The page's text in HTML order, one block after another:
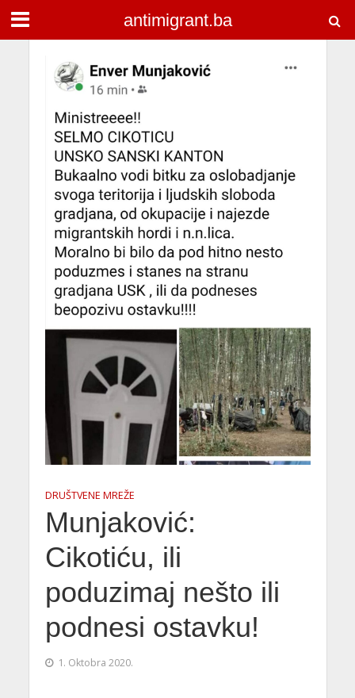
antimigrant.ba
DRUŠTVENE MREŽE
Munjaković:
Cikotiću, ili
poduzimaj nešto ili
podnesi ostavku!
1. Oktobra 2020.